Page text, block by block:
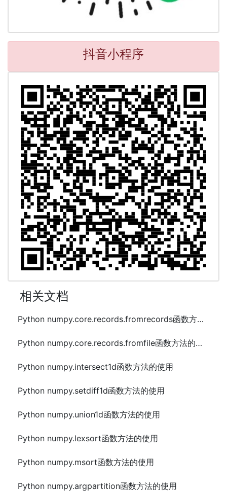
抖音小程序
相关文档
Python numpy.core.records.fromrecords函数方法的使用
Python numpy.core.records.fromfile函数方法的使用
Python numpy.intersect1d函数方法的使用
Python numpy.setdiff1d函数方法的使用
Python numpy.union1d函数方法的使用
Python numpy.lexsort函数方法的使用
Python numpy.msort函数方法的使用
Python numpy.argpartition函数方法的使用